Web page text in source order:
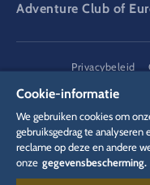
Adventure Club of
Privacybeleid
Cookie-informatie
We gebruiken cookies om
gebruiksgedrag te
reclame op deze en andere
onze gegevensbescherming.